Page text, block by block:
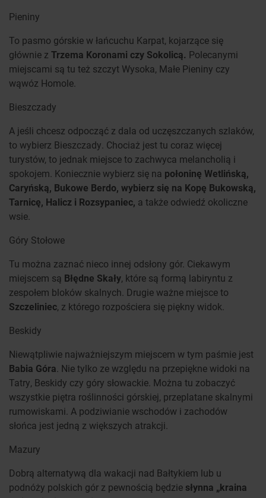
Pieniny
To pasmo górskie w łańcuchu Karpat, kojarzące się
głównie z Trzema Koronami czy Sokolicą. Polecanymi
miejscami są tu też szczyt Wysoka, Małe Pieniny czy
wąwóz Homole.
Bieszczady
A jeśli chcesz odpocząć z dala od uczęszczanych szlaków,
to wybierz Bieszczady. Chociaż jest tu coraz więcej
turystów, to jednak miejsce to zachwyca melancholią i
spokojem. Koniecznie wybierz się na połoninę Wetlińską,
Caryńską, Bukowe Berdo, wybierz się na Kopę Bukowską,
Tarnicę, Halicz i Rozsypaniec, a także odwiedź okoliczne
wsie.
Góry Stołowe
Tu można zaznać nieco innej odsłony gór. Ciekawym
miejscem są Błędne Skały, które są formą labiryntu z
zespołem bloków skalnych. Drugie ważne miejsce to
Szczeliniec, z którego rozpościera się piękny widok.
Beskidy
Niewątpliwie najważniejszym miejscem w tym paśmie jest
Babia Góra. Nie tylko ze względu na przepiękne widoki na
Tatry, Beskidy czy góry słowackie. Można tu zobaczyć
wszystkie piętra roślinności górskiej, przeplatane skalnymi
rumowiskami. A podziwianie wschodów i zachodów
słońca jest jedną z większych atrakcji.
Mazury
Dobrą alternatywą dla wakacji nad Bałtykiem lub u
podnóży polskich gór z pewnością będzie słynna „kraina